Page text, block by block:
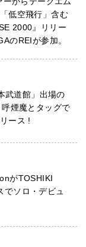
低空飛行」含む
2000』リリー
のREIが参加。
武道館」出場の
煙魔とタッグで
ース !
がTOSHIKI
でソロ・デビュ